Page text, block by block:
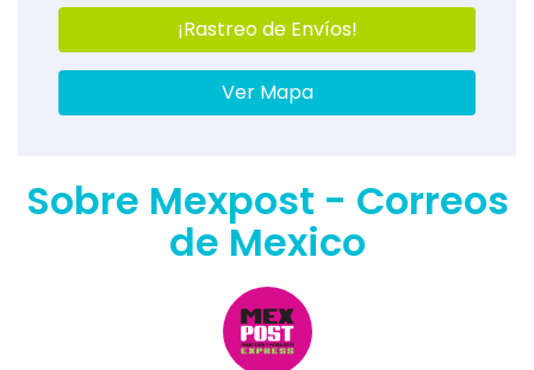
¡Rastreo de Envíos!
Ver Mapa
Sobre Mexpost - Correos
de Mexico